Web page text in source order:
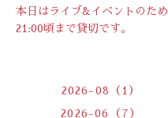
本日はライブ&イベントのため
21:00頃まで貸切です。
2026-08（1）
2026-06（7）